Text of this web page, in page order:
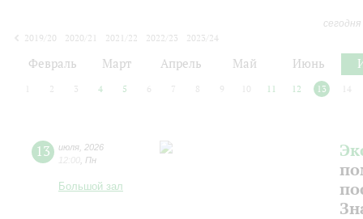
2019/20
2020/21 2021/22 2022/23
2023/24
Февраль Март Апрель Май Июнь
2 3 4 5 6 7 8 9 10 11 12 13 14
13 июля 2026
12:00 Пн
Большой зал